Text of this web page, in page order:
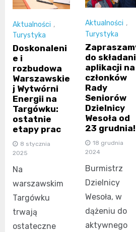
Aktualności ,
Turystyka
Doskonaleni
e i
rozbudowa
Warszawskie
j Wytwórni
Energii na
Targówku:
ostatnie
etapy prac
8 stycznia
2025
Na
warszawskim
Targówku
trwają
ostateczne
Aktualności ,
Turystyka
do
aplikacji na
członków
Rady
Seniorów
Dzielnicy
Wesoła od
23 grudnia!
18 grudnia
2024
Burmistrz
Dzielnicy
Wesoła, w
dążeniu do
aktywnego